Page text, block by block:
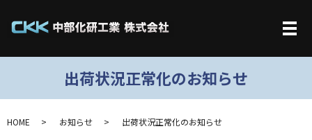
メ
出荷状況正常化のお知らせ
HOME お知らせ 出荷状況正常化のお知らせ